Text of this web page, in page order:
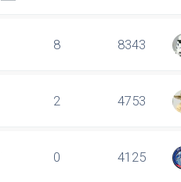
8 8343
2 4753
0 4125